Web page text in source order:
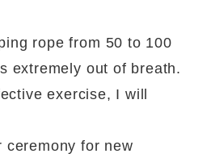
rope from 50 to 100
extremely out of breath.
exercise, I will
ceremony for new